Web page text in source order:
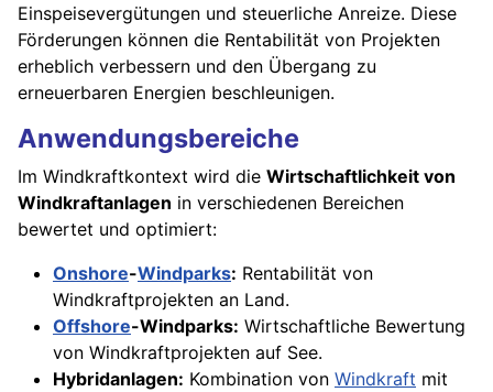
Einspeisevergütungen und steuerliche Anreize. Diese
Förderungen können die Rentabilität von Projekten
erheblich verbessern und den Übergang zu
erneuerbaren Energien beschleunigen.
Anwendungsbereiche
Im Windkraftkontext wird die Wirtschaftlichkeit von
Windkraftanlagen in verschiedenen Bereichen
bewertet und optimiert:
Onshore-Windparks: Rentabilität von
Windkraftprojekten an Land.
Offshore-Windparks: Wirtschaftliche Bewertung
von Windkraftprojekten auf See.
Hybridanlagen: Kombination von Windkraft mit